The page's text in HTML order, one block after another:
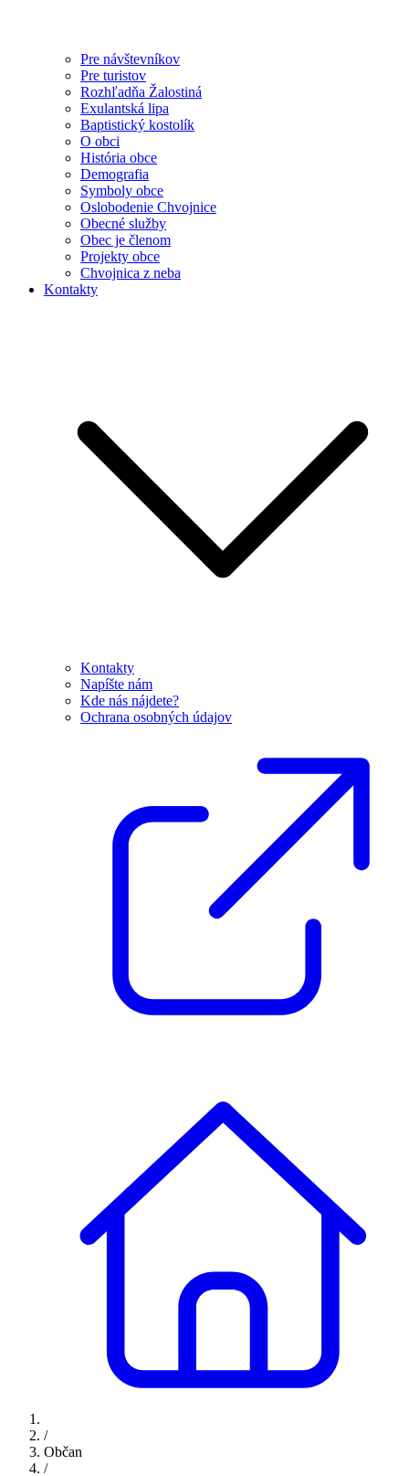
Pre návštevníkov
Pre turistov
Rozhľadňa Žalostiná
Exulantská lipa
Baptistický kostolík
O obci
História obce
Demografia
Symboly obce
Oslobodenie Chvojnice
Obecné služby
Obec je členom
Projekty obce
Chvojnica z neba
Kontakty
Kontakty
Napíšte nám
Kde nás nájdete?
Ochrana osobných údajov
/
Občan
/